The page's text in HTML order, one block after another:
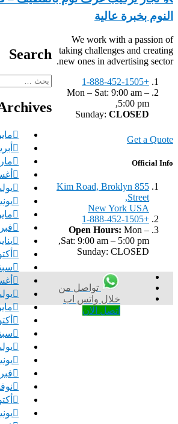
النوم بخبرة عالية
Search
البحث
مايو
يوليو
يونيو
مايو
يناير
يوليو
مايو
يوليو
يونيو
يونيو
We work with a passion of
taking challenges and creating
new ones in advertising sector.
+1-888-452-1505
Mon – Sat: 9:00 am –
5:00 pm,
Sunday: CLOSED
Get a Quote
Official Info
855 Kim Road, Broklyn
Street,
New York USA
+1-888-452-1505
Open Hours: Mon –
Sat: 9:00 am – 5:00 pm,
Sunday: CLOSED
تواصل من
خلال واتس اب
اتصل الان